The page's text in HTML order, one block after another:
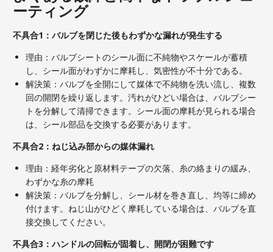
ーティング
不具合1：バルブを閉じた後もわずかな漏れが発生する
理由：バルブシートのシール面に不純物やスケールが蓄積
し、シール面がわずかに摩耗し、気密性が不十分である。
解決策：バルブを全開にして媒体で不純物を洗い流し、複数
回の開閉を繰り返します。汚れがひどい場合は、バルブシー
トを分解して清掃できます。シール面の摩耗が見られる場合
は、シール部品を交換する必要があります。
不具合2：ねじ込み部からの媒体漏れ
理由：経年劣化と原材料テープの欠落、糸の絡まりの緩み、
わずかな糸の摩耗
解決策：バルブを分解し、シール材を巻き直し、均等に締め
付けます。ねじ山がひどく摩耗している場合は、バルブを直
接交換してください。
不具合3：ハンドルの回転が固着し、開閉が困難です